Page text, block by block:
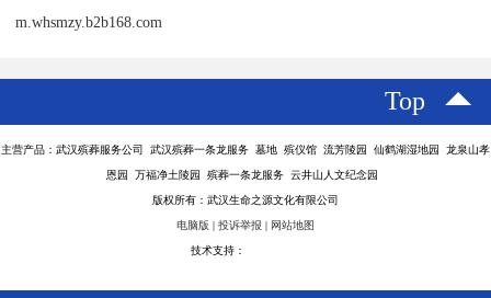
m.whsmzy.b2b168.com
Top
主营产品：武汉殡葬服务公司 武汉殡葬一条龙服务 墓地 殡仪馆 流芳陵园 仙鹤湖湿地园 龙泉山孝
恩园 万福净土陵园 殡葬一条龙服务 云井山人文纪念园
版权所有：武汉生命之源文化有限公司
电脑版 | 投诉举报 | 网站地图
技术支持：